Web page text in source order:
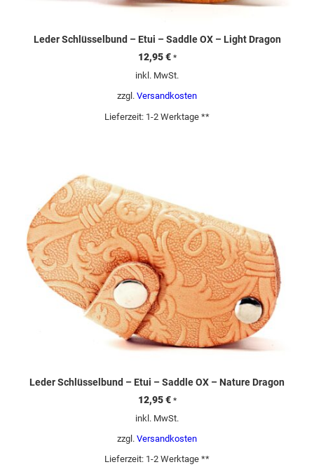
Leder Schlüsselbund – Etui – Saddle OX – Light Dragon
12,95€ *
inkl. MwSt.
zzgl. Versandkosten
Lieferzeit: 1-2 Werktage **
Leder Schlüsselbund – Etui – Saddle OX – Nature Dragon
12,95€ *
inkl. MwSt.
zzgl. Versandkosten
Lieferzeit: 1-2 Werktage **